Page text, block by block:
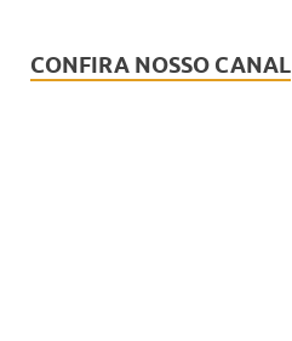
CONFIRA NOSSO CANAL